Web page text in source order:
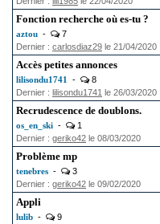
Fonction recherche où es-tu ?
aztou -
7
Dernier : carlosdiaz29 le 21/04/2020
Accès petites annonces
lilisondu1741 -
8
Dernier : lilisondu1741 le 26/03/2020
Recrudescence de doublons.
os_en_ski -
1
Dernier : geriko42 le 08/03/2020
Problème mp
tenebres -
3
Dernier : geriko42 le 09/02/2020
Appli
lulib -
9